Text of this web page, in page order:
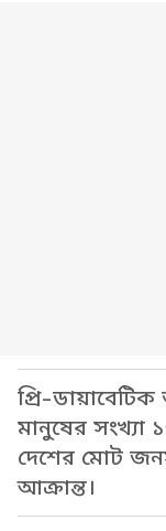
প্রি-
মানুষের সংখ্যা
দেশের মোট
আক্রান্ত।